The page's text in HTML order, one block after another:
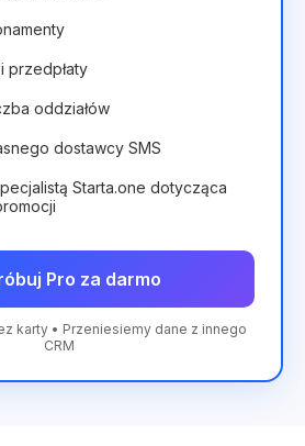
przedpłaty
oddziałów
dostawcy SMS
Starta.one dotycząca
Pro za darmo
karty • Przeniesiemy dane z innego
CRM